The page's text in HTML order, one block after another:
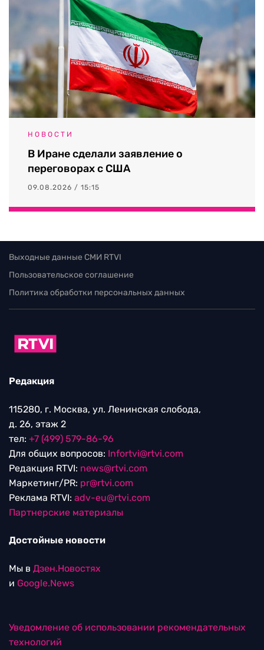
НОВОСТИ
В Иране сделали заявление о
переговорах с США
09.08.2026 / 15:15
Выходные данные СМИ RTVI
Пользовательское соглашение
Политика обработки персональных данных
Редакция
115280, г. Москва, ул. Ленинская слобода,
д. 26, этаж 2
тел: +7 (499) 579-86-96
Для общих вопросов: Infortvi@rtvi.com
Редакция RTVI: news@rtvi.com
Маркетинг/PR: pr@rtvi.com
Реклама RTVI: adv-eu@rtvi.com
Партнерские материалы
Достойные новости
Мы в Дзен.Новостях
и Google.News
Уведомление об использовании рекомендательных
технологий